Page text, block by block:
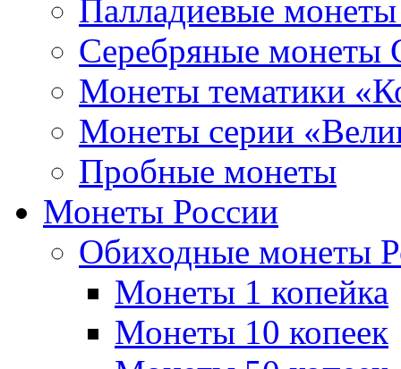
Палладиевые
Серебряные монеты
Монеты тематики
Монеты серии
Пробные монеты
Монеты России
Обиходные монеты
Монеты 1 копейка
Монеты 10 копеек